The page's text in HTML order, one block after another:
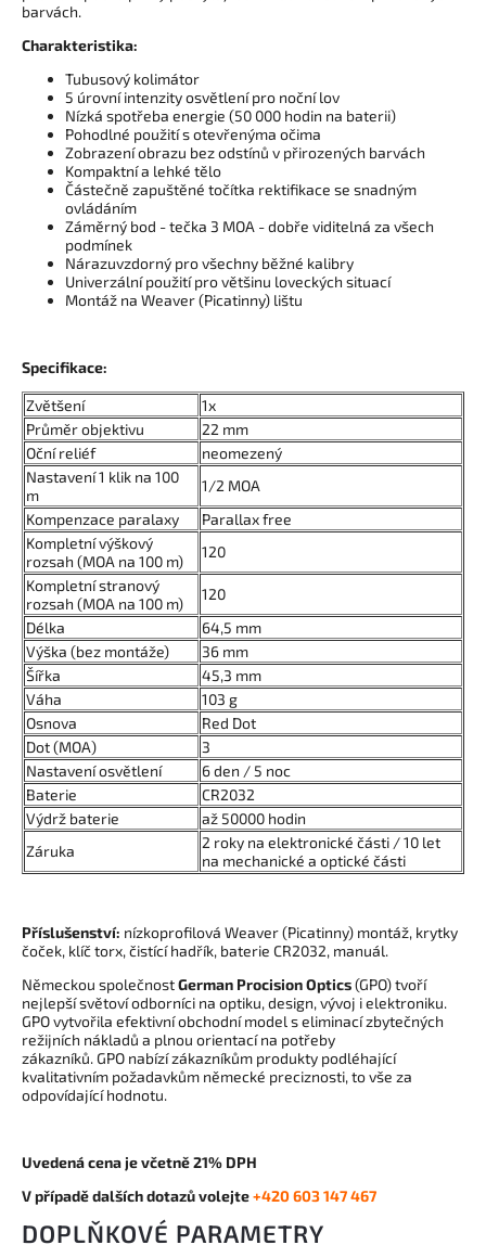
barvách.
Charakteristika:
Tubusový kolimátor
5 úrovní intenzity osvětlení pro noční lov
Nízká spotřeba energie (50 000 hodin na baterii)
Pohodlné použití s otevřenýma očima
Zobrazení obrazu bez odstínů v přirozených barvách
Kompaktní a lehké tělo
Částečně zapuštěné točítka rektifikace se snadným
ovládáním
Záměrný bod - tečka 3 MOA - dobře viditelná za všech
podmínek
Nárazuvzdorný pro všechny běžné kalibry
Univerzální použití pro většinu loveckých situací
Montáž na Weaver (Picatinny) lištu
Specifikace:
Zvětšení
1x
Průměr objektivu
22 mm
Oční reliéf
neomezený
Nastavení 1 klik na 100
m
1/2 MOA
Kompenzace paralaxy
Parallax free
Kompletní výškový
rozsah (MOA na 100 m)
120
Kompletní stranový
rozsah (MOA na 100 m)
120
Délka
64,5 mm
Výška (bez montáže)
36 mm
Šířka
45,3 mm
Váha
103 g
Osnova
Red Dot
Dot (MOA)
3
Nastavení osvětlení
6 den / 5 noc
Baterie
CR2032
Výdrž baterie
až 50000 hodin
Záruka
2 roky na elektronické části / 10 let
na mechanické a optické části
Příslušenství: nízkoprofilová Weaver (Picatinny) montáž, krytky
čoček, klíč torx, čistící hadřík, baterie CR2032, manuál.
Německou společnostGerman Procision Optics(GPO) tvoří
nejlepší světoví odborníci na optiku, design, vývoj i elektroniku.
GPO vytvořila efektivní obchodní model s eliminací zbytečných
režijních nákladů a plnou orientací na potřeby
zákazníků. GPO nabízí zákazníkům produkty podléhající
kvalitativním požadavkům německé preciznosti, to vše za
odpovídající hodnotu.
Uvedená cena je včetně 21% DPH
V případě dalších dotazů volejte+420 603 147 467
DOPLŇKOVÉ PARAMETRY